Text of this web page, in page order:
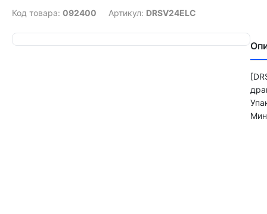
Код товара: 092400 Артикул: DRSV24ELC